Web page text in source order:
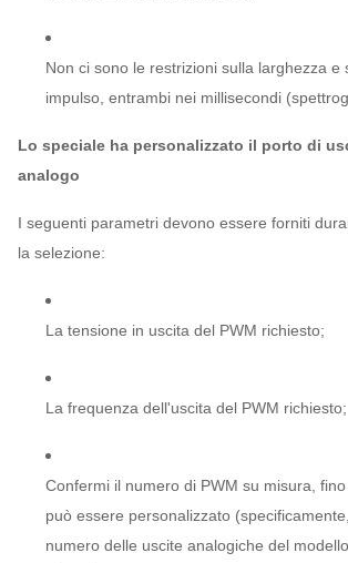
Non ci sono le restrizioni sulla larghezza e
impulso, entrambi nei millisecondi
Lo speciale ha personalizzato il porto di
analogo
I seguenti parametri devono essere forniti
la selezione:
La tensione in uscita del PWM richiesto;
La frequenza dell'uscita del PWM richiesto;
Confermi il numero di PWM su misura,
può essere personalizzato
numero delle uscite analogiche del